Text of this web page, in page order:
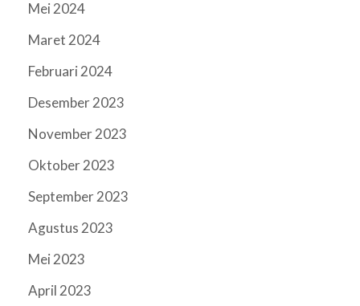
Mei 2024
Maret 2024
Februari 2024
Desember 2023
November 2023
Oktober 2023
September 2023
Agustus 2023
Mei 2023
April 2023